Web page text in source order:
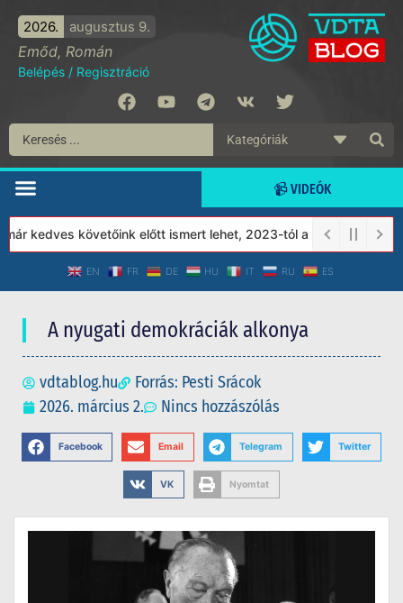
2026. augusztus 9.
Emőd, Román
Belépés / Regisztráció
📹 VIDEÓK
követőink előtt ismert lehet, 2023-tól a Védett
EN FR DE HU IT RU ES
A nyugati demokráciák alkonya
vdtablog.hu
Forrás: Pesti Srácok
2026. március 2.
Nincs hozzászólás
Facebook Email Telegram Twitter
VK Nyomtat